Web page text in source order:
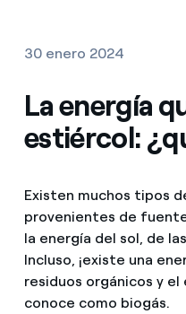
Gas
Empresas
Consejos de ahorro
Otros
Encuentra la tarifa
Compara nuestras
¿Cómo ver mis
¿Cómo cambiar el
¿Has recibido una
Movilidad
PARA TI
Solar
Climatización
30 enero 2024
La energía
estiércol:
Existen muchos tipos
provenientes de
la energía del sol, de
Incluso, ¡existe una
residuos orgánicos y
conoce como biogás.